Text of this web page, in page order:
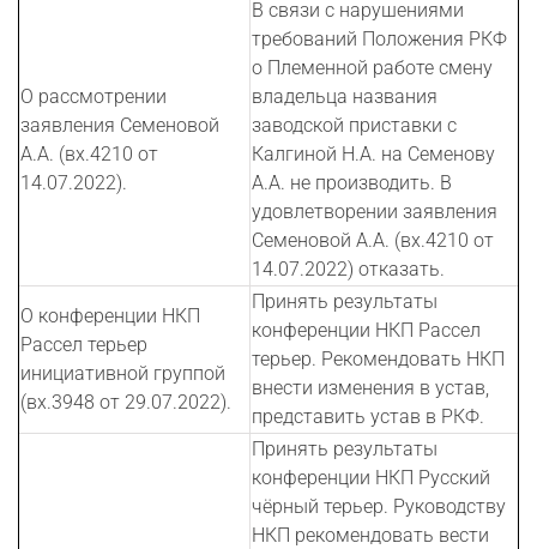
О рассмотрении
заявления Семеновой
А.А. (вх.4210 от
14.07.2022).
В связи с нарушениями
требований Положения РКФ
о Племенной работе смену
владельца названия
заводской приставки с
Калгиной Н.А. на Семенову
А.А. не производить. В
удовлетворении заявления
Семеновой А.А. (вх.4210 от
14.07.2022) отказать.
О конференции НКП
Рассел терьер
инициативной группой
(вх.3948 от 29.07.2022).
Принять результаты
конференции НКП Рассел
терьер. Рекомендовать НКП
внести изменения в устав,
представить устав в РКФ.
Принять результаты
конференции НКП Русский
чёрный терьер. Руководству
НКП рекомендовать вести